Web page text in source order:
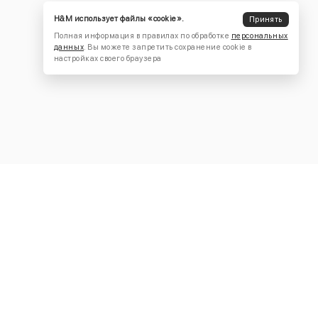
H&M использует файлы «cookie».
Принять
Полная информация в правилах по обработке персональных
данных. Вы можете запретить сохранение cookie в
настройках своего браузера